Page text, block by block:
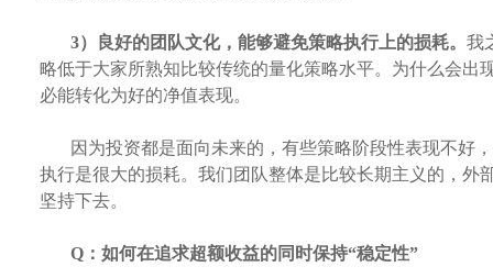
3）良好的团队文化，能够避免策略执行上的损耗。 我
略低于大家所熟知比较传统的量化策略水平。为什么会
必能转化为好的净值表现。
因为投资都是面向未来的，有些策略阶段性表现不好
执行是很大的损耗。我们团队整体是比较长期主义的，
坚持下去。
Q： 如何在追求超额收益的同时保持“稳定性”